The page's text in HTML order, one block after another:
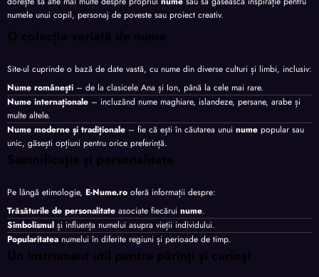
numele unui copil, personaj de poveste sau proiect creativ.
O colecție variată de nume
Site-ul cuprinde o bază de date vastă, cu nume din diverse culturi și limbi, inclusiv:
Nume românești – de la clasicele Ana și Ion, până la cele mai rare.
Nume internaționale – incluzând nume maghiare, islandeze, persane, arabe și
multe altele.
Nume moderne și tradiționale – fie că ești în căutarea unui nume popular sau
unic, găsești opțiuni pentru orice preferință.
Semnificație și personalitate
Pe lângă etimologie, E-Nume.ro oferă informații despre:
Trăsăturile de personalitate asociate fiecărui nume.
Simbolismul și influența numelui asupra vieții individului.
Popularitatea numelui în diferite regiuni și perioade de timp.
Un instrument util pentru părinți și curioși